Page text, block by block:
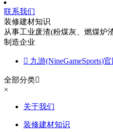
联系我们
装修建材知识
从事工业废渣(粉煤灰、燃煤炉
制造企业
 九游(NineGameSports)官
全部分类
×
关于我们
装修建材知识